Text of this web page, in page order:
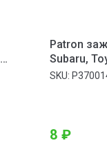
Patron
Subaru,
SKU:
8 ₽